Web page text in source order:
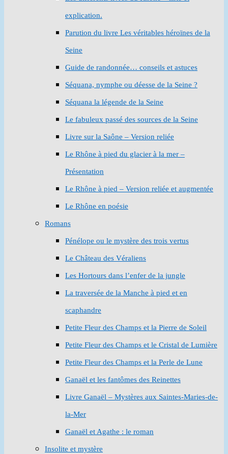
explication.
Parution du livre Les véritables héroïnes de la
Seine
Guide de randonnée… conseils et astuces
Séquana, nymphe ou déesse de la Seine ?
Séquana la légende de la Seine
Le fabuleux passé des sources de la Seine
Livre sur la Saône – Version reliée
Le Rhône à pied du glacier à la mer –
Présentation
Le Rhône à pied – Version reliée et augmentée
Le Rhône en poésie
Romans
Pénélope ou le mystère des trois vertus
Le Château des Véraliens
Les Hortours dans l’enfer de la jungle
La traversée de la Manche à pied et en
scaphandre
Petite Fleur des Champs et la Pierre de Soleil
Petite Fleur des Champs et le Cristal de Lumière
Petite Fleur des Champs et la Perle de Lune
Ganaël et les fantômes des Reinettes
Livre Ganaël – Mystères aux Saintes-Maries-de-
la-Mer
Ganaël et Agathe : le roman
Insolite et mystère